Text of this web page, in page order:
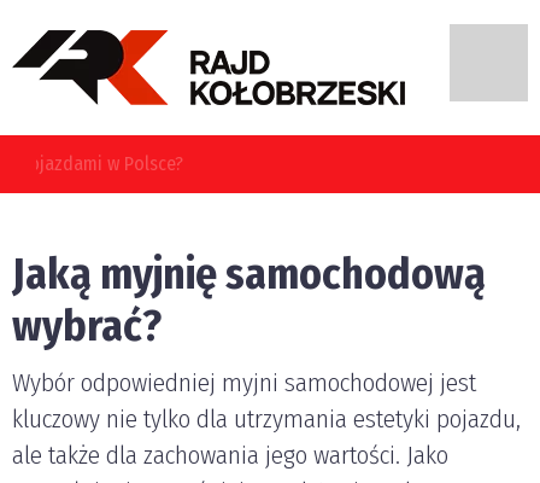
Jakie błędy najczęściej popełniają kierujący pojazdami w
Polsce?
Jaką myjnię samochodową
wybrać?
Wybór odpowiedniej myjni samochodowej jest
kluczowy nie tylko dla utrzymania estetyki pojazdu,
ale także dla zachowania jego wartości. Jako